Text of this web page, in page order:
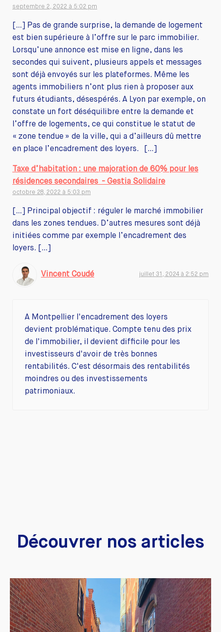
septembre 2, 2022 à 5:02 pm
[…] Pas de grande surprise, la demande de logement
est bien supérieure à l’offre sur le parc immobilier.
Lorsqu’une annonce est mise en ligne, dans les
secondes qui suivent, plusieurs appels et messages
sont déjà envoyés sur les plateformes. Même les
agents immobiliers n’ont plus rien à proposer aux
futurs étudiants, désespérés. A Lyon par exemple, on
constate un fort déséquilibre entre la demande et
l’offre de logements, ce qui constitue le statut de
« zone tendue » de la ville, qui a d’ailleurs dû mettre
en place l’encadrement des loyers. […]
Taxe d’habitation : une majoration de 60% pour les
résidences secondaires - Gestia Solidaire
octobre 28, 2022 à 5:03 pm
[…] Principal objectif : réguler le marché immobilier
dans les zones tendues. D’autres mesures sont déjà
initiées comme par exemple l’encadrement des
loyers. […]
Vincent Coudé juillet 31, 2024 à 2:52 pm
A Montpellier l'encadrement des loyers
devient problématique. Compte tenu des prix
de l'immobilier, il devient difficile pour les
investisseurs d'avoir de très bonnes
rentabilités. C'est désormais des rentabilités
moindres ou des investissements
patrimoniaux.
Découvrer nos articles